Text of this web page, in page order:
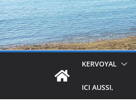
KERVOYAL
ICI AUSSI,